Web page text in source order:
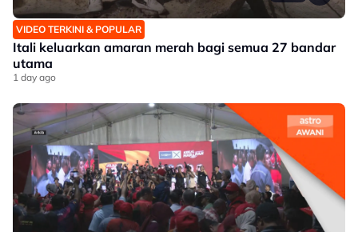
VIDEO TERKINI & POPULAR
Itali keluarkan amaran merah bagi semua 27 bandar
utama
1 day ago